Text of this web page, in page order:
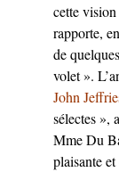
cette
rapporte,
de quelques
volet ».
John
sélectes »,
Mme Du
plaisante